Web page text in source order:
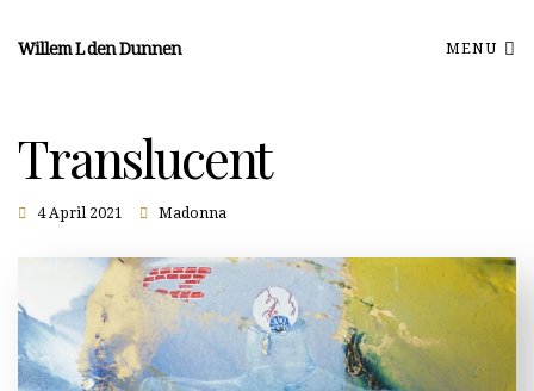
Willem L den Dunnen MENU
Translucent
4 April 2021 Madonna